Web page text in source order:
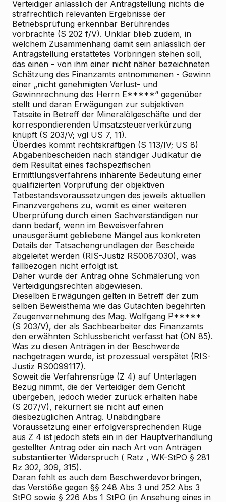
Verteidiger anlässlich der Antragstellung nichts die
strafrechtlich relevanten Ergebnisse der
Betriebsprüfung erkennbar Berührendes
vorbrachte (S 202 f/V). Unklar blieb zudem, in
welchem Zusammenhang damit sein anlässlich der
Antragstellung erstattetes Vorbringen stehen soll,
das einen - von ihm einer nicht näher bezeichneten
Schätzung des Finanzamts entnommenen - Gewinn
einer „nicht genehmigten Verlust- und
Gewinnrechnung des Herrn E*****“ gegenüber
stellt und daran Erwägungen zur subjektiven
Tatseite in Betreff der Mineralölgeschäfte und der
korrespondierenden Umsatzsteuerverkürzung
knüpft (S 203/V; vgl US 7, 11).
Überdies kommt rechtskräftigen (S 113/IV; US 8)
Abgabenbescheiden nach ständiger Judikatur die
dem Resultat eines fachspezifischen
Ermittlungsverfahrens inhärente Bedeutung einer
qualifizierten Vorprüfung der objektiven
Tatbestandsvoraussetzungen des jeweils aktuellen
Finanzvergehens zu, womit es einer weiteren
Überprüfung durch einen Sachverständigen nur
dann bedarf, wenn im Beweisverfahren
unausgeräumt gebliebene Mängel aus konkreten
Details der Tatsachengrundlagen der Bescheide
abgeleitet werden (RIS-Justiz RS0087030), was
fallbezogen nicht erfolgt ist.
Daher wurde der Antrag ohne Schmälerung von
Verteidigungsrechten abgewiesen.
Dieselben Erwägungen gelten in Betreff der zum
selben Beweisthema wie das Gutachten begehrten
Zeugenvernehmung des Mag. Wolfgang P*****
(S 203/V), der als Sachbearbeiter des Finanzamts
den erwähnten Schlussbericht verfasst hat (ON 85).
Was zu diesen Anträgen in der Beschwerde
nachgetragen wurde, ist prozessual verspätet (RIS-
Justiz RS0099117).
Soweit die Verfahrensrüge (Z 4) auf Unterlagen
Bezug nimmt, die der Verteidiger dem Gericht
übergeben, jedoch wieder zurück erhalten habe
(S 207/V), rekurriert sie nicht auf einen
diesbezüglichen Antrag. Unabdingbare
Voraussetzung einer erfolgversprechenden Rüge
aus Z 4 ist jedoch stets ein in der Hauptverhandlung
gestellter Antrag oder ein nach Art von Anträgen
substantiierter Widerspruch ( Ratz , WK-StPO § 281
Rz 302, 309, 315).
Daran fehlt es auch dem Beschwerdevorbringen,
das Verstöße gegen §§ 248 Abs 3 und 252 Abs 3
StPO sowie § 226 Abs 1 StPO (in Ansehung eines in